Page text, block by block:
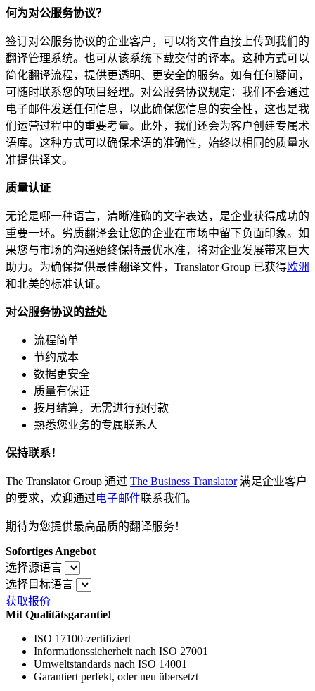
何为对公服务协议？
签订对公服务协议的企业客户，可以将文件直接上传到我们的
翻译管理系统。也可从该系统下载交付的译本。这种方式可以
简化翻译流程，提供更透明、更安全的服务。如有任何疑问，
可随时联系您的项目经理。对公服务协议规定：我们不会通过
电子邮件发送任何信息，以此确保您信息的安全性，这也是我
们运营过程中的重要考量。此外，我们还会为客户创建专属术
语库。这种方式可以确保术语的准确性，始终以相同的质量水
准提供译文。
质量认证
无论是哪一种语言，清晰准确的文字表达，是企业获得成功的
重要一环。劣质翻译会让您的企业在市场中留下负面印象。如
果您与市场的沟通始终保持最优水准，将对企业发展带来巨大
助力。为确保提供最佳翻译文件，Translator Group 已获得欧洲
和北美的标准认证。
对公服务协议的益处
流程简单
节约成本
数据更安全
质量有保证
按月结算，无需进行预付款
熟悉您业务的专属联系人
保持联系！
The Translator Group 通过 The Business Translator满足企业客户
的要求，欢迎通过电子邮件联系我们。
期待为您提供最高品质的翻译服务！
Sofortiges Angebot
选择源语言
选择目标语言
获取报价
Mit Qualitätsgarantie!
ISO 17100-zertifiziert
Informationssicherheit nach ISO 27001
Umweltstandards nach ISO 14001
Garantiert perfekt, oder neu übersetzt